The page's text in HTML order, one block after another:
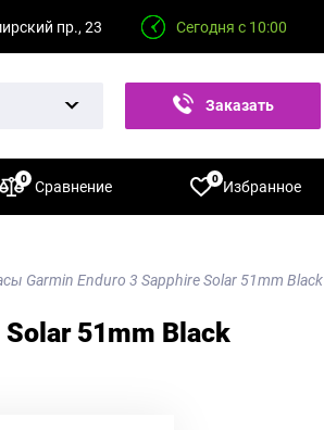
пр., 23 Сегодня с 10:00
Заказать
Сравнение
0 Избранное
0
Garmin Enduro 3 Sapphire Solar 51mm Black
51mm Black